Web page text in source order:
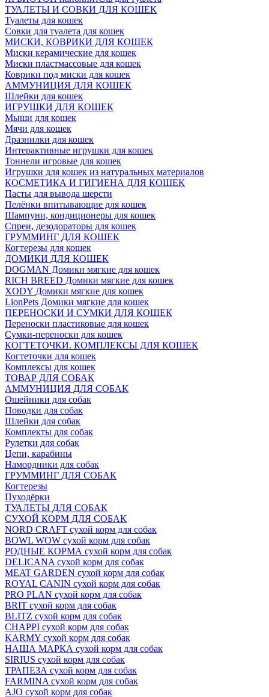
ТУАЛЕТЫ И СОВКИ ДЛЯ КОШЕК
Туалеты для кошек
Совки для туалета для кошек
МИСКИ, КОВРИКИ ДЛЯ КОШЕК
Миски керамические для кошек
Миски пластмассовые для кошек
Коврики под миски для кошек
АММУНИЦИЯ ДЛЯ КОШЕК
Шлейки для кошек
ИГРУШКИ ДЛЯ КОШЕК
Мыши для кошек
Мячи для кошек
Дразнилки для кошек
Интерактивные игрушки для кошек
Тоннели игровые для кошек
Игрушки для кошек из натуральных материалов
КОСМЕТИКА И ГИГИЕНА ДЛЯ КОШЕК
Пасты для вывода шерсти
Пелёнки впитывающие для кошек
Шампуни, кондиционеры для кошек
Спреи, дезодораторы для кошек
ГРУММИНГ ДЛЯ КОШЕК
Когтерезы для кошек
ДОМИКИ ДЛЯ КОШЕК
DOGMAN Домики мягкие для кошек
RICH BREED Домики мягкие для кошек
XODY Домики мягкие для кошек
LionPets Домики мягкие для кошек
ПЕРЕНОСКИ И СУМКИ ДЛЯ КОШЕК
Переноски пластиковые для кошек
Сумки-переноски для кошек
КОГТЕТОЧКИ. КОМПЛЕКСЫ ДЛЯ КОШЕК
Когтеточки для кошек
Комплексы для кошек
ТОВАР ДЛЯ СОБАК
АММУНИЦИЯ ДЛЯ СОБАК
Ошейники для собак
Поводки для собак
Шлейки для собак
Комплекты для собак
Рулетки для собак
Цепи, карабины
Намордники для собак
ГРУММИНГ ДЛЯ СОБАК
Когтерезы
Пуходёрки
ТУАЛЕТЫ ДЛЯ СОБАК
СУХОЙ КОРМ ДЛЯ СОБАК
NORD CRAFT сухой корм для собак
BOWL WOW сухой корм для собак
РОДНЫЕ КОРМА сухой корм для собак
DELICANA сухой корм для собак
MEAT GARDEN сухой корм для собак
ROYAL CANIN сухой корм для собак
PRO PLAN сухой корм для собак
BRIT сухой корм для собак
BLITZ сухой корм для собак
CHAPPI сухой корм для собак
KARMY сухой корм для собак
НАША МАРКА сухой корм для собак
SIRIUS сухой корм для собак
ТРАПЕЗА сухой корм для собак
FARMINA сухой корм для собак
AJO сухой корм для собак